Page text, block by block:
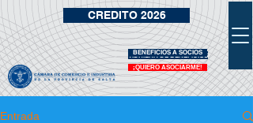
¡QUIERO ASOCIARME!
VIDRIERA DE BENEFICIOS
BENEFICIOS A SOCIOS
CREDITO 2026
Entrada